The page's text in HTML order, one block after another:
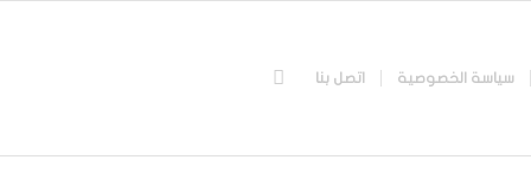
سياسة الخصوصية اتصل بنا